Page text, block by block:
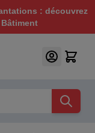
: découvrez